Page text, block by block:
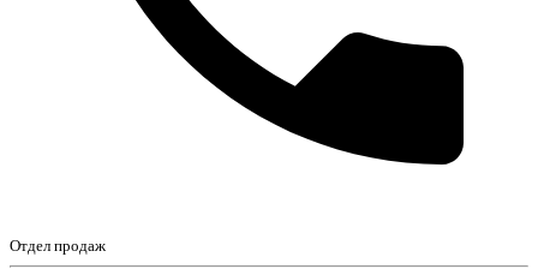
Отдел продаж